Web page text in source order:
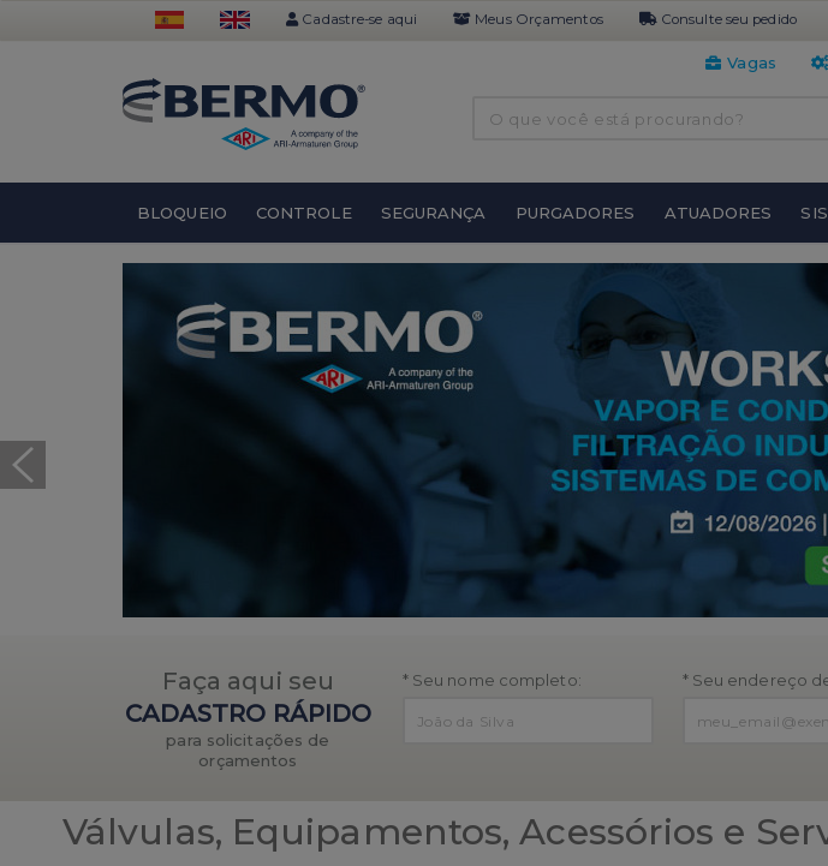
Cadastre-se aqui Meus Orçamentos Consulte seu pedido
Vagas
BLOQUEIO CONTROLE SEGURANÇA PURGADORES ATUADORES
Faça aqui seu
CADASTRO RÁPIDO
para solicitações de
orçamentos
* Seu nome completo: * Seu endereço
Válvulas, Equipamentos, Acessórios e